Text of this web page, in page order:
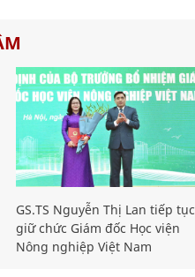
GS.TS Nguyễn Thị Lan tiếp tục
giữ chức Giám đốc Học viện
Nông nghiệp Việt Nam